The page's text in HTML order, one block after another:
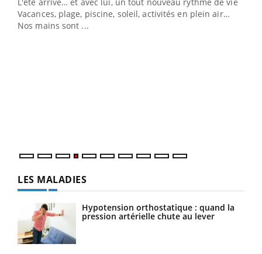
Vacances, plage, piscine, soleil, activités en plein air…
Nos mains sont ...
LES MALADIES
Hypotension orthostatique : quand la
pression artérielle chute au lever